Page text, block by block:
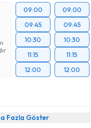
09:00
09:45
10:30
11:15
12:00
09:00
09:45
10:30
11:15
12:00
Fazla Göster